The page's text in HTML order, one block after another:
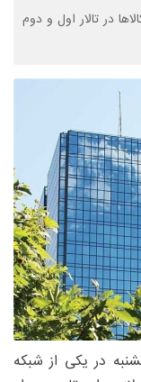
در تالار اول و دوم
در یکی از شبکه